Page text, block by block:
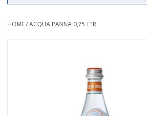
Assortiment
HOME/ACQUA PANNA 0,75 LTR